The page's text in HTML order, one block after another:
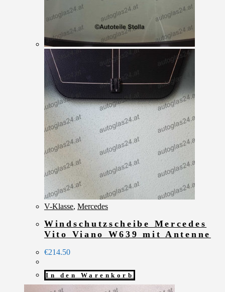
V-Klasse, Mercedes
Windschutzscheibe Mercedes
Vito Viano W639 mit Antenne
€214.50
In den Warenkorb